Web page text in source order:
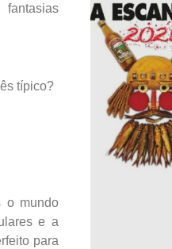
típico?
o mundo
e a
para